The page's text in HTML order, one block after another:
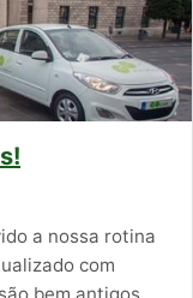
a nossa rotina
com